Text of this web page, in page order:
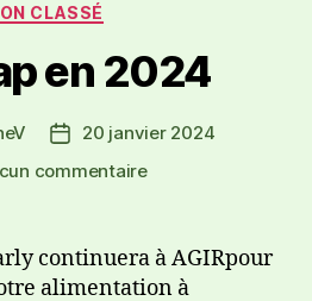
CLASSÉ
en 2024
20 janvier 2024
commentaire
continuera à AGIRpour
alimentation à